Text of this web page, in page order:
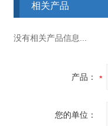
相关产品
没有相关产品信息...
产品：
您的单位：